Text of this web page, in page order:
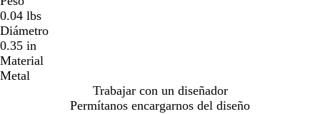
0.04 lbs
Diámetro
0.35 in
Material
Metal
Trabajar con un diseñador
Permítanos encargarnos del diseño